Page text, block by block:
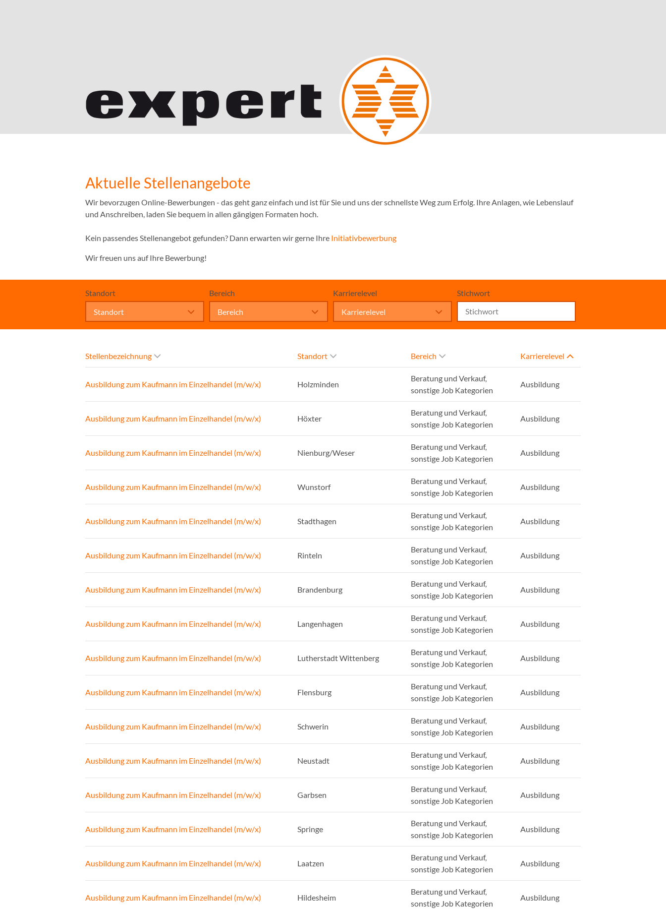
Aktuelle Stellenangebote
Wir bevorzugen Online-Bewerbungen - das geht ganz einfach und ist für Sie und uns der schnellste Weg zum Erfolg. Ihre Anlagen, wie Lebenslauf
und Anschreiben, laden Sie bequem in allen gängigen Formaten hoch.
Kein passendes Stellenangebot gefunden? Dann erwarten wir gerne Ihre Initiativbewerbung
Wir freuen uns auf Ihre Bewerbung!
Standort
Standort
Bereich
Bereich
Karrierelevel
Karrierelevel
Stichwort
Stellenbezeichnung Standort Bereich Karrierelevel
Ausbildung zum Kaufmann im Einzelhandel (m/w/x) Holzminden
Beratung und Verkauf,
sonstige Job Kategorien
Ausbildung
Ausbildung zum Kaufmann im Einzelhandel (m/w/x) Höxter
Beratung und Verkauf,
sonstige Job Kategorien
Ausbildung
Ausbildung zum Kaufmann im Einzelhandel (m/w/x) Nienburg/Weser
Beratung und Verkauf,
sonstige Job Kategorien
Ausbildung
Ausbildung zum Kaufmann im Einzelhandel (m/w/x) Wunstorf
Beratung und Verkauf,
sonstige Job Kategorien
Ausbildung
Ausbildung zum Kaufmann im Einzelhandel (m/w/x) Stadthagen
Beratung und Verkauf,
sonstige Job Kategorien
Ausbildung
Ausbildung zum Kaufmann im Einzelhandel (m/w/x) Rinteln
Beratung und Verkauf,
sonstige Job Kategorien
Ausbildung
Ausbildung zum Kaufmann im Einzelhandel (m/w/x) Brandenburg
Beratung und Verkauf,
sonstige Job Kategorien
Ausbildung
Ausbildung zum Kaufmann im Einzelhandel (m/w/x) Langenhagen
Beratung und Verkauf,
sonstige Job Kategorien
Ausbildung
Ausbildung zum Kaufmann im Einzelhandel (m/w/x) Lutherstadt Wittenberg
Beratung und Verkauf,
sonstige Job Kategorien
Ausbildung
Ausbildung zum Kaufmann im Einzelhandel (m/w/x) Flensburg
Beratung und Verkauf,
sonstige Job Kategorien
Ausbildung
Ausbildung zum Kaufmann im Einzelhandel (m/w/x) Schwerin
Beratung und Verkauf,
sonstige Job Kategorien
Ausbildung
Ausbildung zum Kaufmann im Einzelhandel (m/w/x) Neustadt
Beratung und Verkauf,
sonstige Job Kategorien
Ausbildung
Ausbildung zum Kaufmann im Einzelhandel (m/w/x) Garbsen
Beratung und Verkauf,
sonstige Job Kategorien
Ausbildung
Ausbildung zum Kaufmann im Einzelhandel (m/w/x) Springe
Beratung und Verkauf,
sonstige Job Kategorien
Ausbildung
Ausbildung zum Kaufmann im Einzelhandel (m/w/x) Laatzen
Beratung und Verkauf,
sonstige Job Kategorien
Ausbildung
Ausbildung zum Kaufmann im Einzelhandel (m/w/x) Hildesheim
Beratung und Verkauf,
sonstige Job Kategorien
Ausbildung